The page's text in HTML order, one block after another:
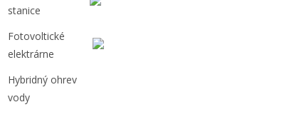
stanice
Fotovoltické
elektrárne
Hybridný ohrev
vody